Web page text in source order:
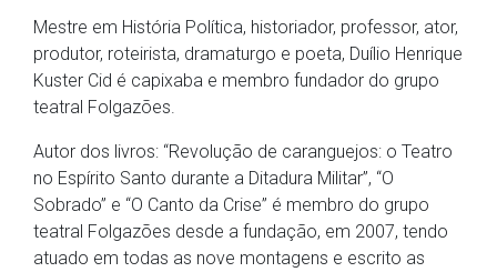
Mestre em História Política, historiador, professor, ator,
produtor, roteirista, dramaturgo e poeta, Duílio Henrique
Kuster Cid é capixaba e membro fundador do grupo
teatral Folgazões.
Autor dos livros: “Revolução de caranguejos: o Teatro
no Espírito Santo durante a Ditadura Militar”, “O
Sobrado” e “O Canto da Crise” é membro do grupo
teatral Folgazões desde a fundação, em 2007, tendo
atuado em todas as nove montagens e escrito as